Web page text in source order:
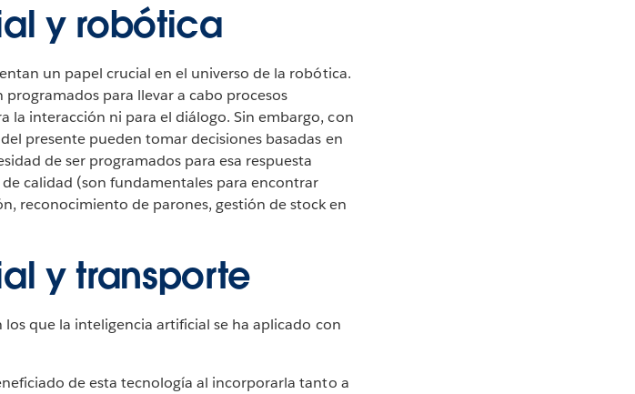
y robótica
un papel crucial en el universo de la robótica.
para llevar a cabo procesos
la interacción ni para el diálogo. Sin embargo, con
presente pueden tomar decisiones basadas en
de ser programados para esa respuesta
calidad (son fundamentales para encontrar
reconocimiento de parones, gestión de stock en
y transporte
que la inteligencia artificial se ha aplicado con
de esta tecnología al incorporarla tanto a